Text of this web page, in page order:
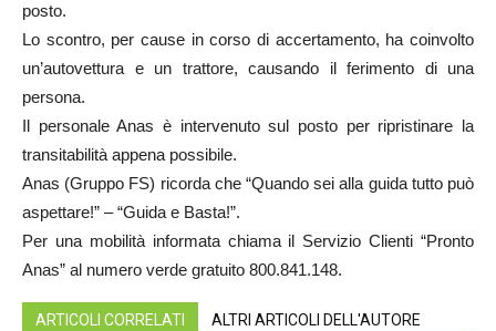
posto.
Lo scontro, per cause in corso di accertamento, ha coinvolto
un’autovettura e un trattore, causando il ferimento di una
persona.
Il personale Anas è intervenuto sul posto per ripristinare la
transitabilità appena possibile.
Anas (Gruppo FS) ricorda che “Quando sei alla guida tutto può
aspettare!” – “Guida e Basta!”.
Per una mobilità informata chiama il Servizio Clienti “Pronto
Anas” al numero verde gratuito 800.841.148.
ARTICOLI CORRELATI ALTRI ARTICOLI DELL'AUTORE